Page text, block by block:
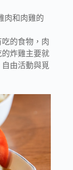
肉和肉雞的
的食物，肉
炸雞主要就
由活動與覓